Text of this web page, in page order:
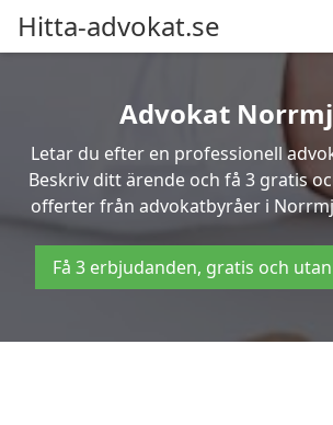
Hitta-advokat.se
Advokat
Letar du efter en professionell
Beskriv ditt ärende och få 3 gratis
offerter från advokatbyråer i
Få 3 erbjudanden, gratis och